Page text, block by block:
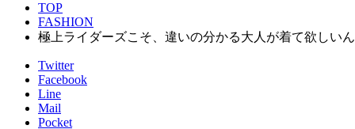
TOP
FASHION
極上ライダーズこそ、違いの分かる大人が着て欲しい
Twitter
Facebook
Line
Mail
Pocket